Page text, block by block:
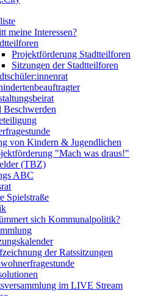
meine Interessen?
Projektförderung Stadtteilforen
Sitzungen der Stadtteilforen
Beschwerden
von Kindern & Jugendlichen
"Mach was draus!"
(TBZ)
ABC
Spielstraße
sich Kommunalpolitik?
der Ratssitzungen
im LIVE Stream